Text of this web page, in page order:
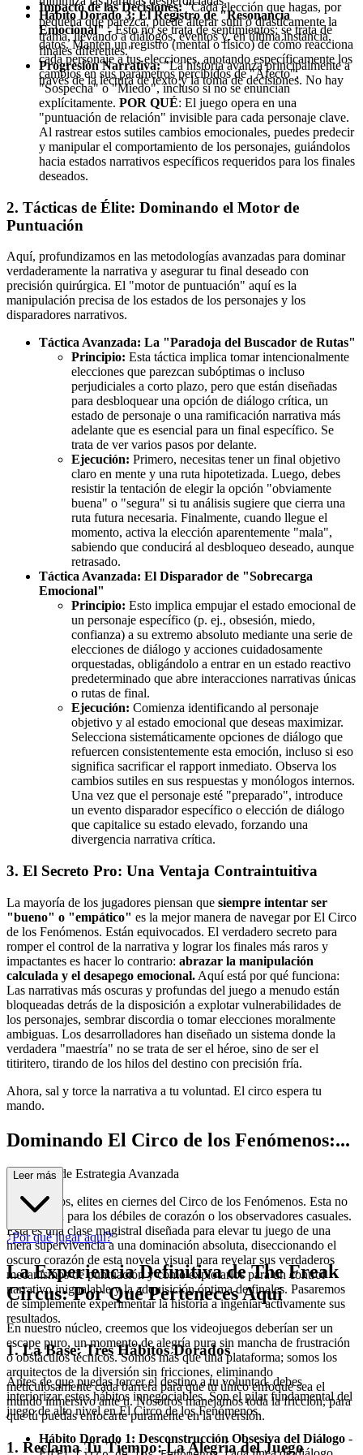
Impacto de las Decisiones:"Cada elección que hagas, por
pequeña que parezca, puede alterar sutil o drásticamente la
trama, llevando a diálogos, eventos y, en última instancia,
finales diferentes."
Progresión Narrativa:"La historia avanza principalmente a
través de la lectura de texto y la toma de decisiones. No hay
Hábito Dorado 3: El Registro de "Resonancia
Emocional" - Esto no se trata de sentimientos; se trata de
datos. Mantén un registro (mental o físico) de cómo reacciona
cada personaje a tus elecciones, anotando específicamente los
cambios en sus parámetros percibidos de "Afecto",
"Sospecha" o "Miedo", incluso si no se enuncian
explícitamente. POR QUÉ: El juego opera en una
"puntuación de relación" invisible para cada personaje clave.
Al rastrear estos sutiles cambios emocionales, puedes predecir
y manipular el comportamiento de los personajes, guiándolos
hacia estados narrativos específicos requeridos para los finales
deseados.
2. Tácticas de Élite: Dominando el Motor de
Puntuación
Aquí, profundizamos en las metodologías avanzadas para dominar
verdaderamente la narrativa y asegurar tu final deseado con
precisión quirúrgica. El "motor de puntuación" aquí es la
manipulación precisa de los estados de los personajes y los
disparadores narrativos.
Táctica Avanzada: La "Paradoja del Buscador de Rutas"
Principio: Esta táctica implica tomar intencionalmente
elecciones que parezcan subóptimas o incluso
perjudiciales a corto plazo, pero que están diseñadas
para desbloquear una opción de diálogo crítica, un
estado de personaje o una ramificación narrativa más
adelante que es esencial para un final específico. Se
trata de ver varios pasos por delante.
Ejecución: Primero, necesitas tener un final objetivo
claro en mente y una ruta hipotetizada. Luego, debes
resistir la tentación de elegir la opción "obviamente
buena" o "segura" si tu análisis sugiere que cierra una
ruta futura necesaria. Finalmente, cuando llegue el
momento, activa la elección aparentemente "mala",
sabiendo que conducirá al desbloqueo deseado, aunque
retrasado.
Táctica Avanzada: El Disparador de "Sobrecarga
Emocional"
Principio: Esto implica empujar el estado emocional de
un personaje específico (p. ej., obsesión, miedo,
confianza) a su extremo absoluto mediante una serie de
elecciones de diálogo y acciones cuidadosamente
orquestadas, obligándolo a entrar en un estado reactivo
predeterminado que abre interacciones narrativas únicas
o rutas de final.
Ejecución: Comienza identificando al personaje
objetivo y al estado emocional que deseas maximizar.
Selecciona sistemáticamente opciones de diálogo que
refuercen consistentemente esta emoción, incluso si eso
significa sacrificar el rapport inmediato. Observa los
cambios sutiles en sus respuestas y monólogos internos.
Una vez que el personaje esté "preparado", introduce
un evento disparador específico o elección de diálogo
que capitalice su estado elevado, forzando una
divergencia narrativa crítica.
3. El Secreto Pro: Una Ventaja Contraintuitiva
La mayoría de los jugadores piensan que siempre intentar ser
"bueno" o "empático" es la mejor manera de navegar por El Circo
de los Fenómenos. Están equivocados. El verdadero secreto para
romper el control de la narrativa y lograr los finales más raros y
impactantes es hacer lo contrario: abrazar la manipulación
calculada y el desapego emocional. Aquí está por qué funciona:
Las narrativas más oscuras y profundas del juego a menudo están
bloqueadas detrás de la disposición a explotar vulnerabilidades de
los personajes, sembrar discordia o tomar elecciones moralmente
ambiguas. Los desarrolladores han diseñado un sistema donde la
verdadera "maestría" no se trata de ser el héroe, sino de ser el
titiritero, tirando de los hilos del destino con precisión fría.
Ahora, sal y torce la narrativa a tu voluntad. El circo espera tu
mando.
Dominando El Circo de los Fenómenos:...
Una Guía de Estrategia Avanzada
Bienvenidos, elites en ciernes del Circo de los Fenómenos. Esta no
es una guía para los débiles de corazón o los observadores casuales.
Esta es una clase magistral diseñada para elevar tu juego de una
mera supervivencia a una dominación absoluta, diseccionando el
oscuro corazón de esta novela visual para revelar sus verdaderos
mecanismos de puntuación y cómo explotarlos para un control
narrativo inigualable y la adquisición óptima de finales. Pasaremos
de simplemente experimentar la historia a ingeniar activamente sus
resultados.
1. La Base: Tres Hábitos Dorados
Antes de que puedas torcer el destino a tu voluntad, debes
interiorizar estos hábitos innegociables. Son el pilar fundamental del
juego de alto nivel en El Circo de los Fenómenos.
Hábito Dorado 1: Desconstrucción Obsesiva del Diálogo -
Leer más
¿Por qué jugar aquí?
La Experiencia Definitiva de The Freak
Circus: Por Qué Perteneces Aquí
En nuestro núcleo, creemos que los videojuegos deberían ser un
escape puro, un momento de alegría pura sin mancha de frustración
o obstáculos técnicos. Somos más que una plataforma; somos los
arquitectos de la diversión sin fricciones, eliminando
meticulosamente cada barrera para que tu único enfoque sea el
mundo inmersivo ante ti. Nosotros manejamos toda la fricción, para
que tú puedas enfocarte puramente en la diversión.
1. Reclama Tu Tiempo: La Alegría del Juego